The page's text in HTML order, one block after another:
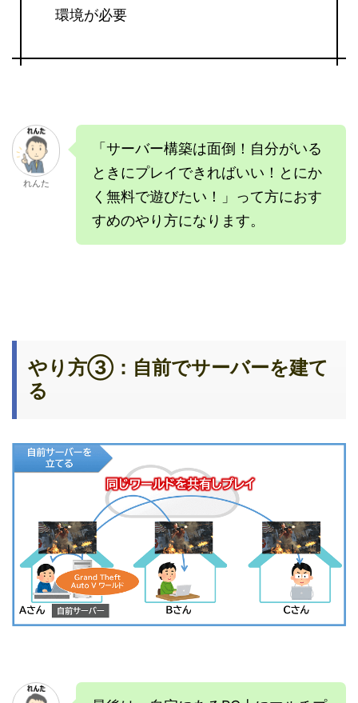
環境が必要
れんた
「サーバー構築は面倒！自分がいる
ときにプレイできればいい！とにか
く無料で遊びたい！」って方におす
すめのやり方になります。
やり方③：自前でサーバーを建て
る